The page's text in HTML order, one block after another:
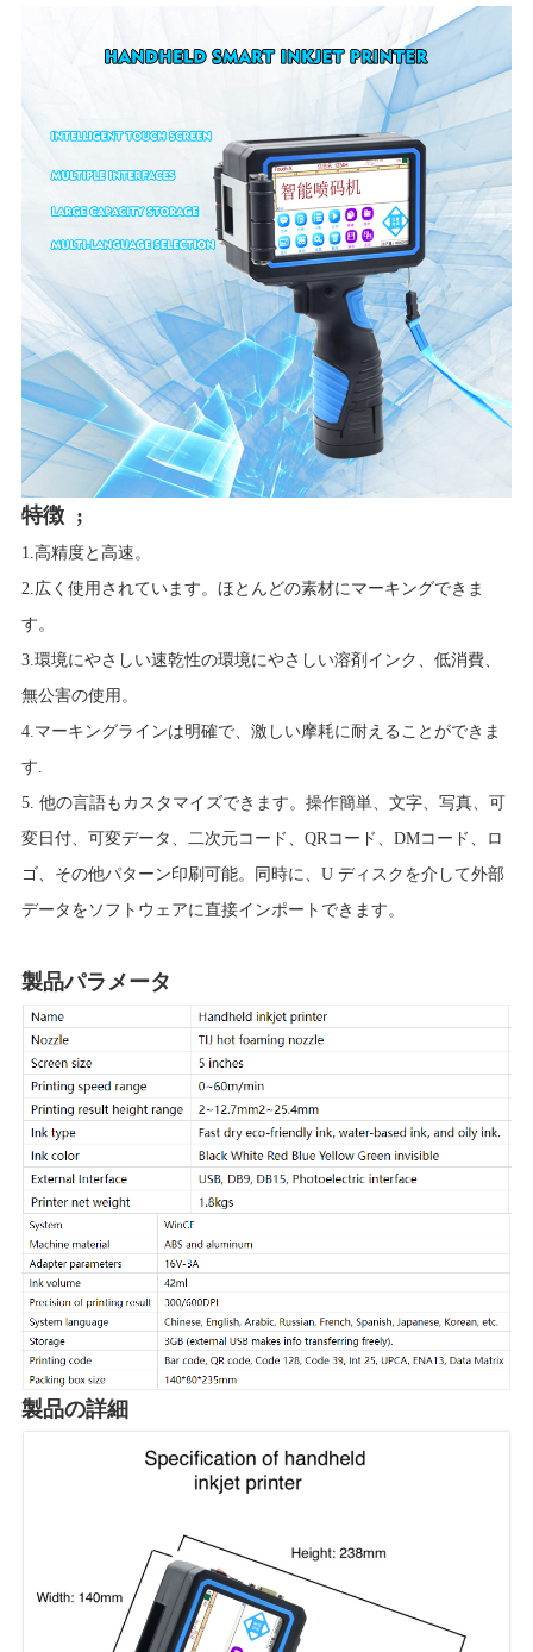
特徴 ;
1.高精度と高速。
2.広く使用されています。ほとんどの素材にマーキングできま
す。
3.環境にやさしい速乾性の環境にやさしい溶剤インク、低消費、
無公害の使用。
4.マーキングラインは明確で、激しい摩耗に耐えることができま
す.
5. 他の言語もカスタマイズできます。操作簡単、文字、写真、可
変日付、可変データ、二次元コード、QRコード、DMコード、ロ
ゴ、その他パターン印刷可能。同時に、U ディスクを介して外部
データをソフトウェアに直接インポートできます。
製品パラメータ
製品の詳細